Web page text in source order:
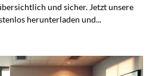
und sicher. Jetzt unsere
herunterladen und...